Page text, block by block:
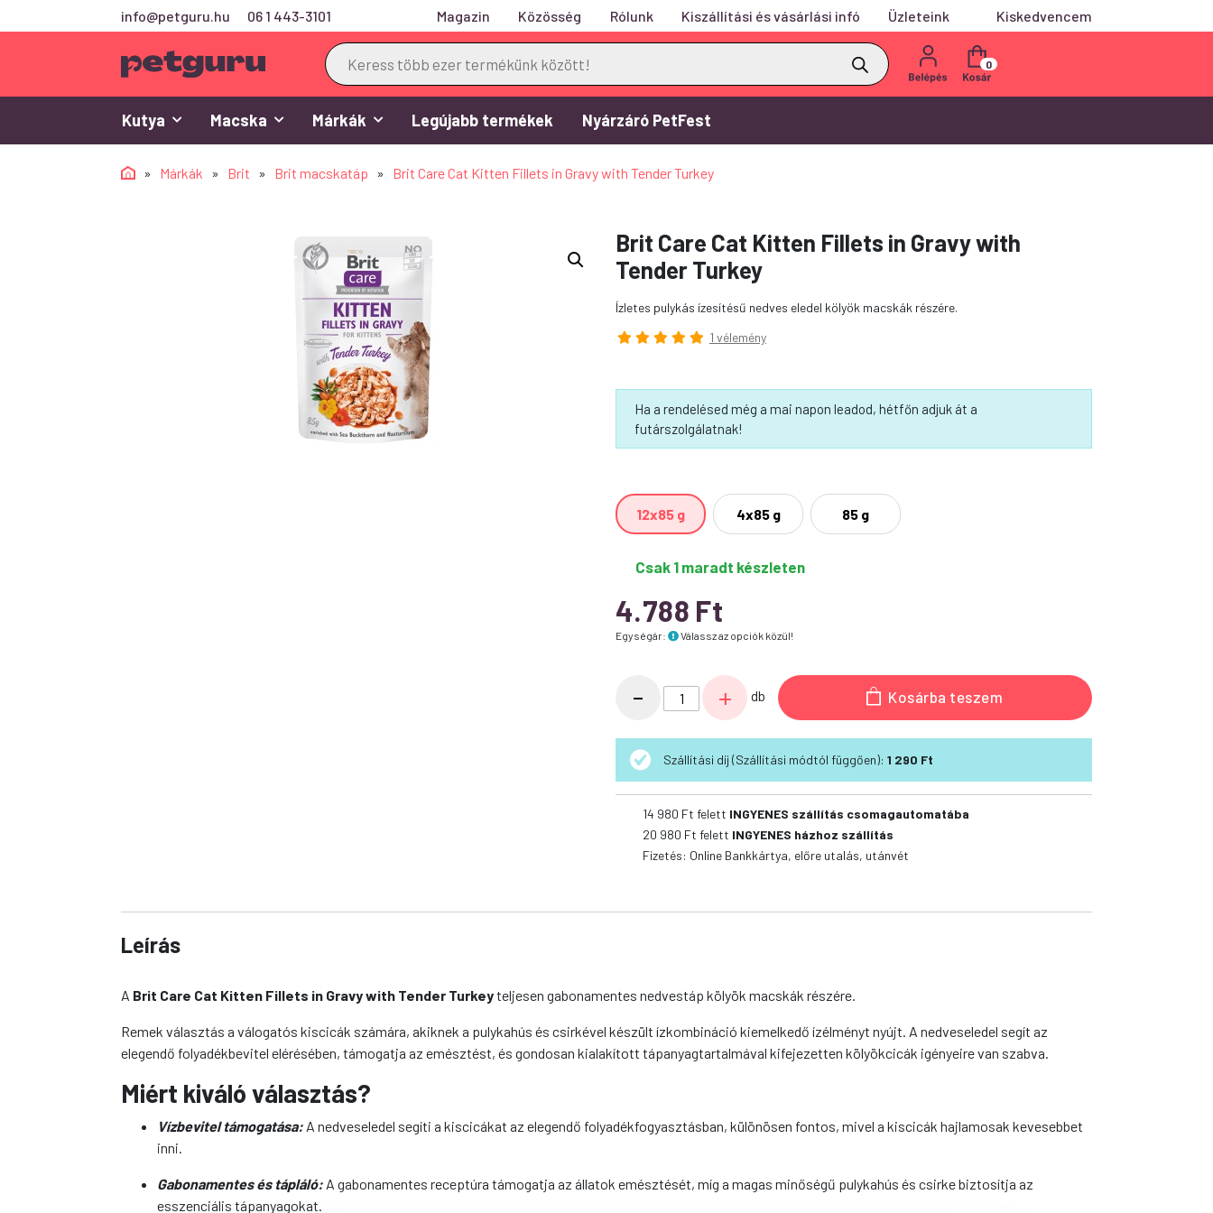
info@petguru.hu 06 1 443-3101 Magazin Közösség Rólunk Kiszállítási és vásárlási infó Üzleteink
Kiskedvencem
Products
search
0
Kutya Macska Márkák Legújabb termékek Nyárzáró PetFest
» Márkák » Brit » Brit macskatáp » Brit Care Cat Kitten Fillets in Gravy with Tender Turkey
Brit Care Cat Kitten Fillets in Gravy with
Tender Turkey
Ízletes pulykás ízesítésű nedves eledel kölyök macskák részére.
1 vélemény
Ha a rendelésed még a mai napon leadod, hétfőn adjuk át a
futárszolgálatnak!
12x85 g 4x85 g 85 g
Csak 1 maradt készleten
4.788 Ft
Egységár: Válassz az opciók közül!
-
Brit
Care
in
Gravy
with
Tender
+ db Kosárba teszem
Szállítási díj (Szállítási módtól függően):1 290 Ft
14 980 Ft felett INGYENES szállítás csomagautomatába
20 980 Ft felett INGYENES házhoz szállítás
Fizetés: Online Bankkártya, előre utalás, utánvét
Leírás
A Brit Care Cat Kitten Fillets in Gravy with Tender Turkeyteljesen gabonamentes nedvestáp kölyök macskák részére.
Remek választás a válogatós kiscicák számára, akiknek a pulykahús és csirkével készült ízkombináció kiemelkedő ízélményt nyújt. A nedveseledel segít az
elegendő folyadékbevitel elérésében, támogatja az emésztést, és gondosan kialakított tápanyagtartalmával kifejezetten kölyökcicák igényeire van szabva.
Miért kiváló választás?
Vízbevitel támogatása: A nedveseledel segíti a kiscicákat az elegendő folyadékfogyasztásban, különösen fontos, mivel a kiscicák hajlamosak kevesebbet
inni.
Gabonamentes és tápláló: A gabonamentes receptúra támogatja az állatok emésztését, míg a magas minőségű pulykahús és csirke biztosítja az
esszenciális tápanyagokat.